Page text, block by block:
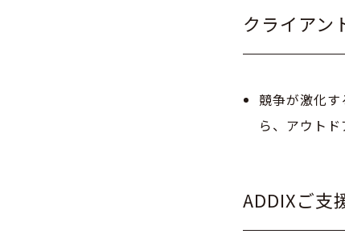
クライアン
競争が激化
ら、アウト
ADDIXご支